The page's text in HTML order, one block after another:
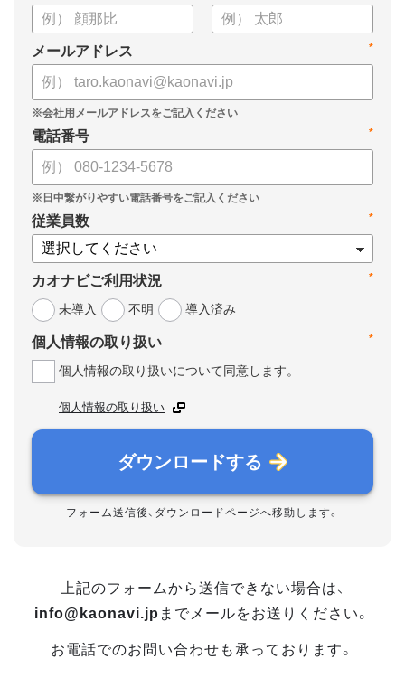
*
メールアドレス
*
電話番号
*
従業員数
*
カオナビご利用状況
未導入
不明 導入済み
*
個人情報の取り扱い
個人情報の取り扱いについて同意します。
個人情報の取り扱い
ダウンロードする
フォーム送信後、ダウンロードページへ移動します。
上記のフォームから送信できない場合は、
info@kaonavi.jp までメールをお送りください。
お電話でのお問い合わせも承っております。